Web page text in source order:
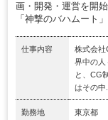
画・開発・運営を開
「神撃のバハムート
仕事内容
株式会社
界中の人
と、CG
はその中
勤務地 東京都